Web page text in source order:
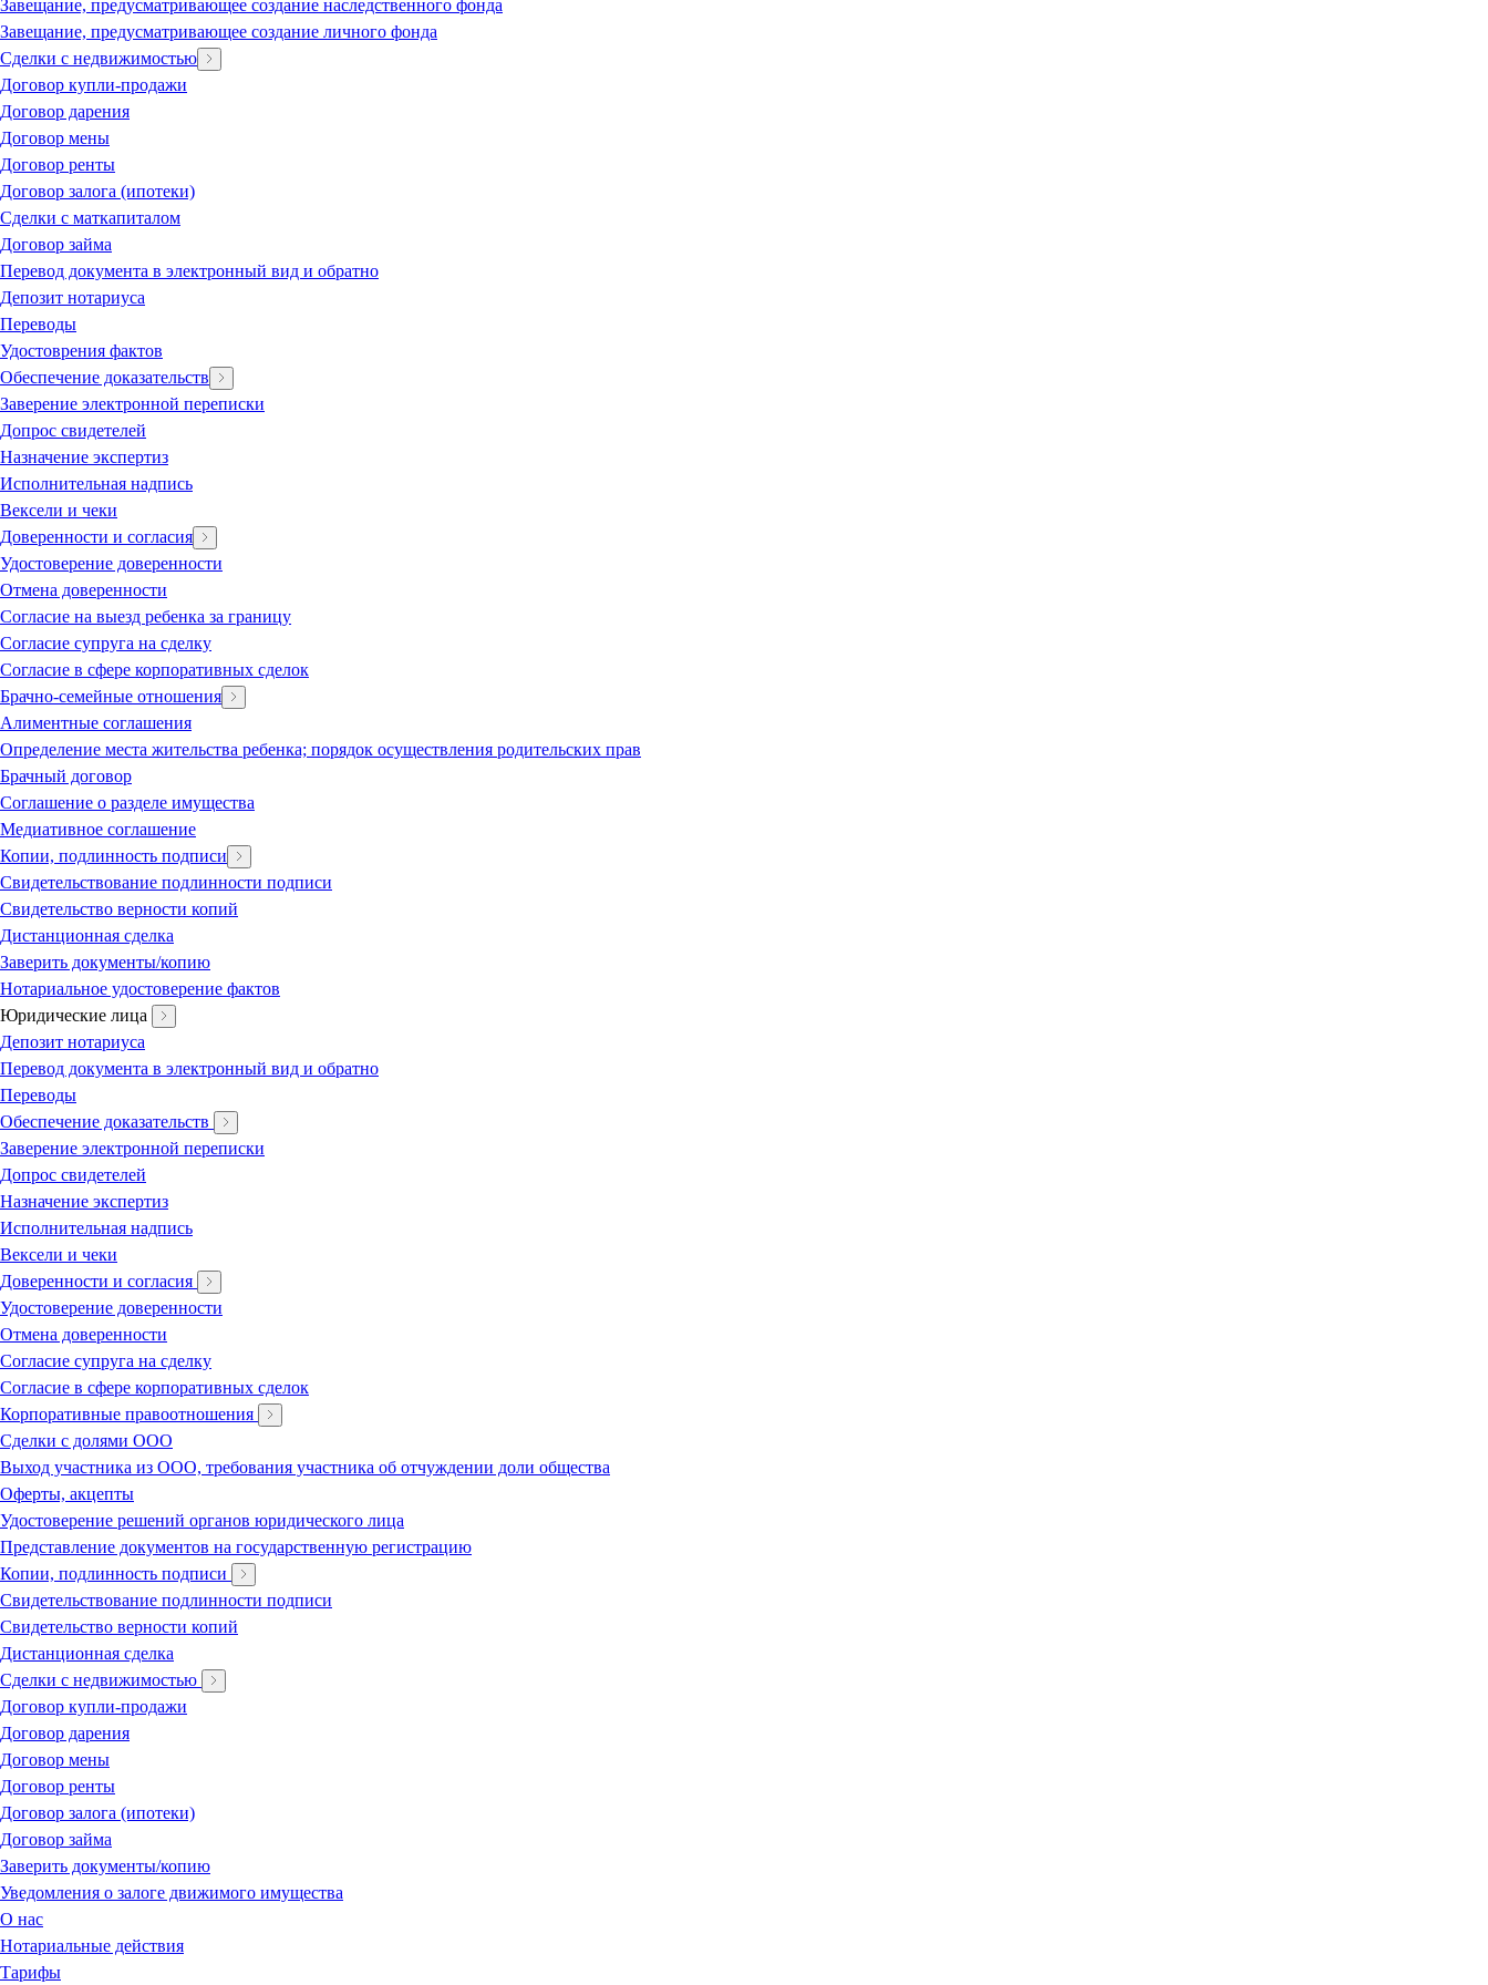
Завещание, предусматривающее создание наследственного фонда
Завещание, предусматривающее создание личного фонда
Сделки с недвижимостью
Договор купли-продажи
Договор дарения
Договор мены
Договор ренты
Договор залога (ипотеки)
Сделки с маткапиталом
Договор займа
Перевод документа в электронный вид и обратно
Депозит нотариуса
Переводы
Удостоврения фактов
Обеспечение доказательств
Заверение электронной переписки
Допрос свидетелей
Назначение экспертиз
Исполнительная надпись
Вексели и чеки
Доверенности и согласия
Удостоверение доверенности
Отмена доверенности
Согласие на выезд ребенка за границу
Согласие супруга на сделку
Согласие в сфере корпоративных сделок
Брачно-семейные отношения
Алиментные соглашения
Определение места жительства ребенка; порядок осуществления родительских прав
Брачный договор
Соглашение о разделе имущества
Медиативное соглашение
Копии, подлинность подписи
Свидетельствование подлинности подписи
Свидетельство верности копий
Дистанционная сделка
Заверить документы/копию
Нотариальное удостоверение фактов
Юридические лица
Депозит нотариуса
Перевод документа в электронный вид и обратно
Переводы
Обеспечение доказательств
Заверение электронной переписки
Допрос свидетелей
Назначение экспертиз
Исполнительная надпись
Вексели и чеки
Доверенности и согласия
Удостоверение доверенности
Отмена доверенности
Согласие супруга на сделку
Согласие в сфере корпоративных сделок
Корпоративные правоотношения
Сделки с долями ООО
Выход участника из ООО, требования участника об отчуждении доли общества
Оферты, акцепты
Удостоверение решений органов юридического лица
Представление документов на государственную регистрацию
Копии, подлинность подписи
Свидетельствование подлинности подписи
Свидетельство верности копий
Дистанционная сделка
Сделки с недвижимостью
Договор купли-продажи
Договор дарения
Договор мены
Договор ренты
Договор залога (ипотеки)
Договор займа
Заверить документы/копию
Уведомления о залоге движимого имущества
О нас
Нотариальные действия
Тарифы